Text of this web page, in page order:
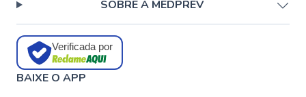
SOBRE A MEDPREV
Verificada por
BAIXE O APP